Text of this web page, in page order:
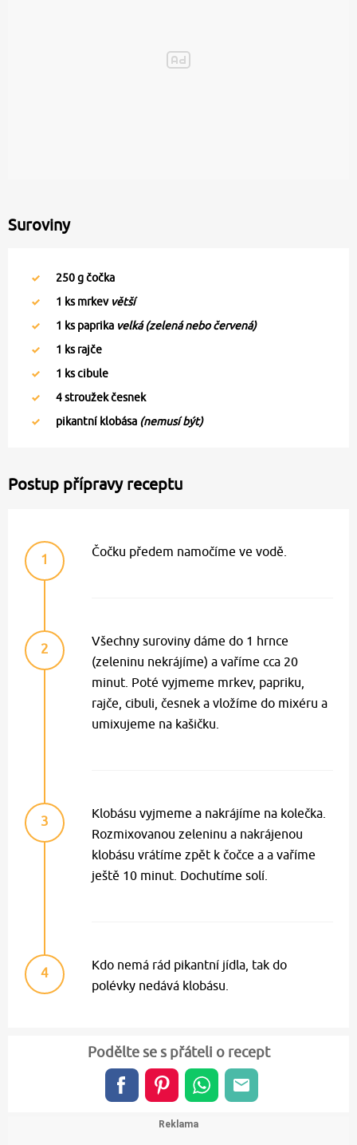
Suroviny
250g čočka
1 ks mrkev větší
1 ks paprika velká (zelená nebo červená)
1 ks rajče
1 ks cibule
4stroužek česnek
pikantní klobása (nemusí být)
Postup přípravy receptu
1 Čočku předem namočíme ve vodě.
2
Všechny suroviny dáme do 1 hrnce
(zeleninu nekrájíme) a vaříme cca 20
minut. Poté vyjmeme mrkev, papriku,
rajče, cibuli, česnek a vložíme do mixéru a
umixujeme na kašičku.
3
Klobásu vyjmeme a nakrájíme na kolečka.
Rozmixovanou zeleninu a nakrájenou
klobásu vrátíme zpět k čočce a a vaříme
ještě 10 minut. Dochutíme solí.
4
Kdo nemá rád pikantní jídla, tak do
polévky nedává klobásu.
Podělte se s přáteli o recept